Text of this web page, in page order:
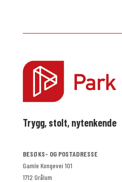
Trygg, stolt, nytenkende
BESØKS- OG POSTADRESSE
Gamle Kongevei 101
1712 Grålum